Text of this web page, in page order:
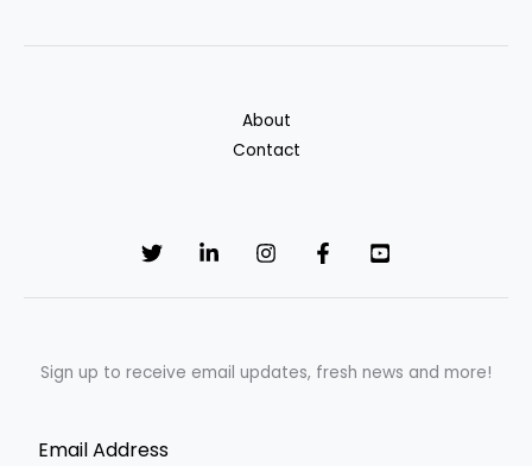
About
Contact
Sign up to receive email updates, fresh news and more!